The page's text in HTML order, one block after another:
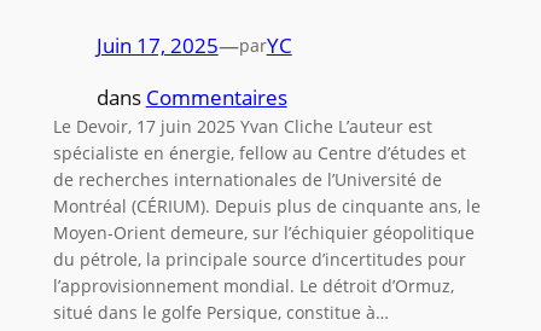
Juin 17, 2025—parYC
dans Commentaires
Le Devoir, 17 juin 2025 Yvan Cliche L’auteur est
spécialiste en énergie, fellow au Centre d’études et
de recherches internationales de l’Université de
Montréal (CÉRIUM). Depuis plus de cinquante ans, le
Moyen-Orient demeure, sur l’échiquier géopolitique
du pétrole, la principale source d’incertitudes pour
l’approvisionnement mondial. Le détroit d’Ormuz,
situé dans le golfe Persique, constitue à…